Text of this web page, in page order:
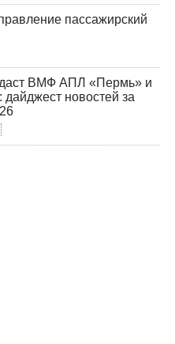
пассажирский
ВМФ АПЛ «Пермь» и
новостей за